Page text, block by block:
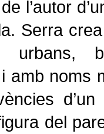
l’autor
Serra
urbans,
amb noms
del